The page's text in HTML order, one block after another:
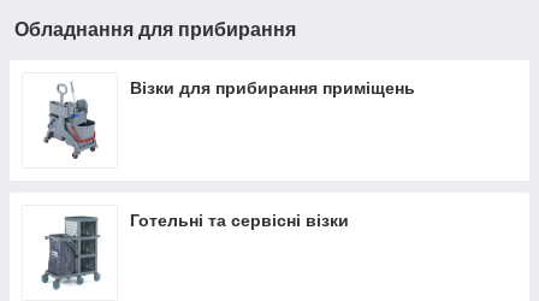
Обладнання для прибирання
Візки для прибирання приміщень
Готельні та сервісні візки